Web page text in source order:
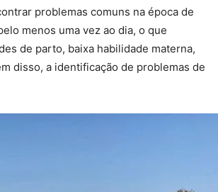
problemas comuns na época de
menos uma vez ao dia, o que
de parto, baixa habilidade materna,
disso, a identificação de problemas de